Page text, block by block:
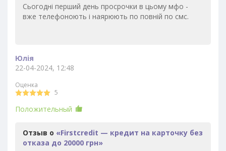
Сьогодні перший день просрочки в цьому мфо -
вже телефоноють і наярюють по повній по смс.
Юлія
22-04-2024, 12:48
Оценка
5
Положительный
Отзыв о «Firstcredit — кредит на карточку без
отказа до 20000 грн»